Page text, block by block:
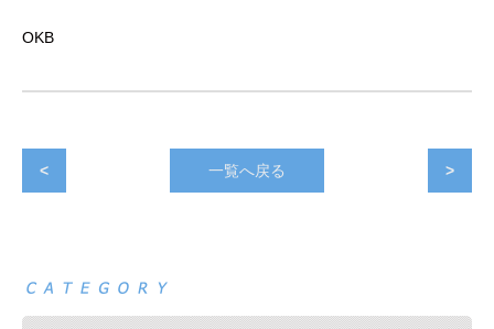
OKB
< 一覧へ戻る >